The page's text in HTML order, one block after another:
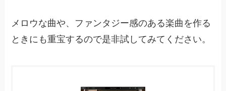
メロウな曲や、ファンタジー感のある楽曲を作る
ときにも重宝するので是非試してみてください。